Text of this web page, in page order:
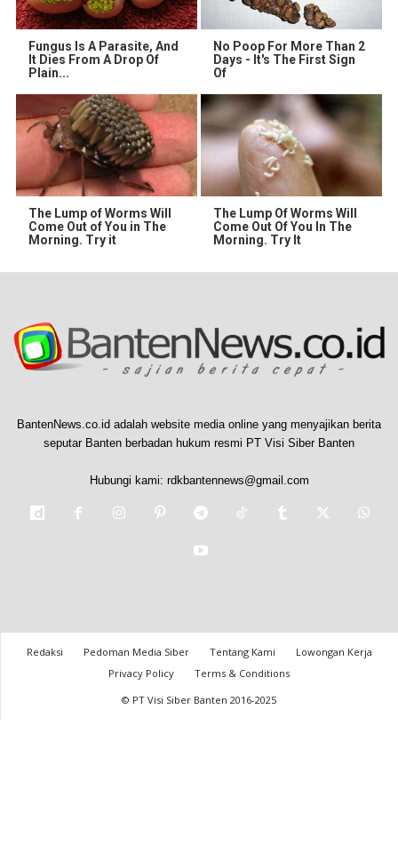
Fungus Is A Parasite, And
It Dies From A Drop Of
Plain...
No Poop For More Than 2
Days - It's The First Sign
Of
The Lump of Worms Will
Come Out of You in The
Morning. Try it
The Lump Of Worms Will
Come Out Of You In The
Morning. Try It
BantenNews.co.id adalah website media online yang menyajikan berita
seputar Banten berbadan hukum resmi PT Visi Siber Banten
Hubungi kami: rdkbantennews@gmail.com
Redaksi Pedoman Media Siber Tentang Kami
Lowongan Kerja
Privacy Policy
Terms & Conditions
© PT Visi Siber Banten 2016-2025